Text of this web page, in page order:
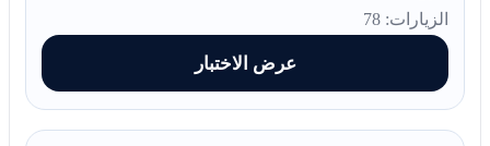
الزيارات: 78
عرض الاختبار